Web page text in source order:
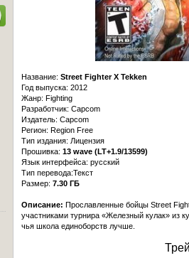
Название: Street Fighter X Tekken
Год выпуска: 2012
Жанр: Fighting
Разработчик: Capcom
Издатель: Capcom
Регион: Region Free
Тип издания: Лицензия
Прошивка: 13 wave (LT+1.9/13599)
Язык интерфейса: русский
Тип перевода:Текст
Размер: 7.30 ГБ
Описание: Прославленные бойцы Street
участниками турнира «Железный кулак» из
чья школа единоборств лучше.